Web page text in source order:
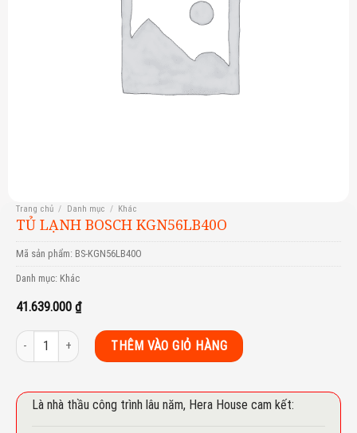
Trang chủ / Danh mục / Khác
TỦ LẠNH BOSCH KGN56LB40O
Mã sản phẩm: BS-KGN56LB40O
Danh mục: Khác
41.639.000 ₫
Tủ lạnh Bosch KGN56LB40O số lượng
THÊM VÀO GIỎ HÀNG
Là nhà thầu công trình lâu năm, Hera House cam kết: